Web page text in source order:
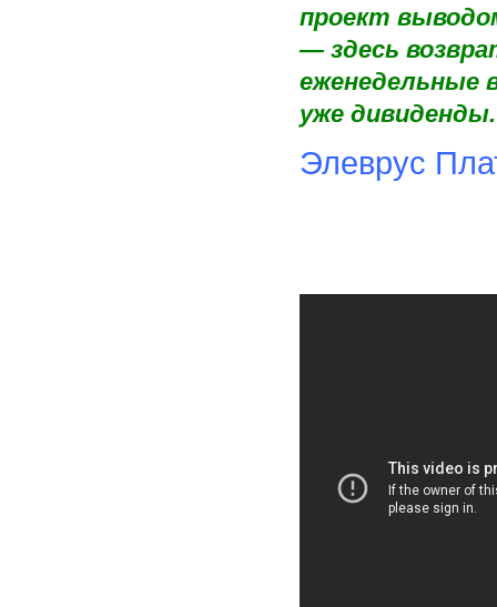
проект
— здесь
еженедельные
уже дивиденды.
Элеврус